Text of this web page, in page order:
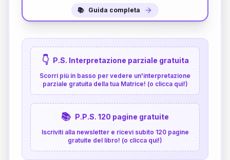
📚 Guida completa
👇 P.S. Interpretazione parziale gratuita
Scorri più in basso per vedere un'interpretazione
parziale gratuita della tua Matrice! (o clicca qui!)
📚 P.P.S. 120 pagine gratuite
Iscriviti alla newsletter e ricevi subito 120 pagine
gratuite del libro! (o clicca qui!)